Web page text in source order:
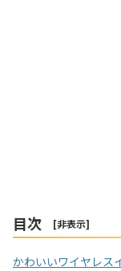
目次 [非表示]
かわいいワイヤレス